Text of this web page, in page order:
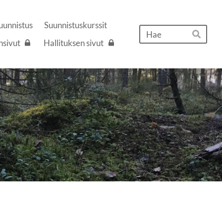
Suunnistuskurssit
Hallituksen sivut Hae